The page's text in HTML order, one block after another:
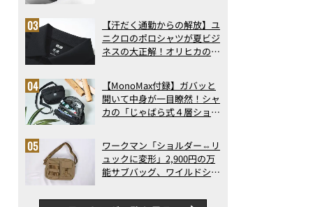
ト3】（2026年6月版）
【汗だく通勤からの解放】ユ
ニクロのポロシャツが夏ビジ
ネスの大正解！オリヒカの透
アの実力
【MonoMax付録】ガバッと
開いて中身が一目瞭然！シャ
カの「じゃばら式４層ショル
った！
ワークマン「ショルダー⇔リ
ュックに変形」2,900円の万
能サブバッグ、ワイルドシン
録…ほか【休日バッグの人気